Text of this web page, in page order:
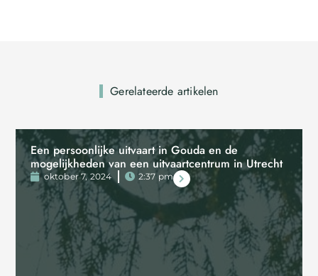
Gerelateerde artikelen
Een persoonlijke uitvaart in Gouda en de
mogelijkheden van een uitvaartcentrum in Utrecht
oktober 7, 2024 2:37 pm